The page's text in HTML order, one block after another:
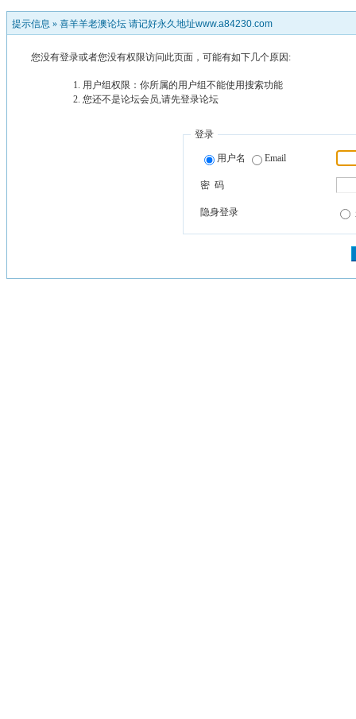
提示信息 » 喜羊羊老澳论坛 请记好永久地址www.a84230.com
您没有登录或者您没有权限访问此页面，可能有如下几个原因:
用户组权限：你所属的用户组不能使用搜索功能
您还不是论坛会员,请先登录论坛
登录
用户名 Email
密 码
隐身登录